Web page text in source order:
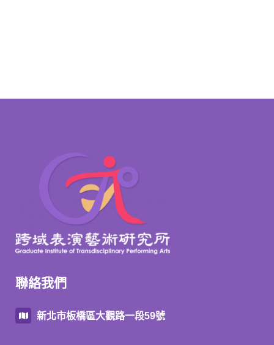
聯絡我們
新北市板橋區大觀路一段59號